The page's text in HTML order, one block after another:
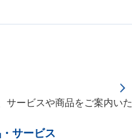
サービスや商品をご案内いた
サービス